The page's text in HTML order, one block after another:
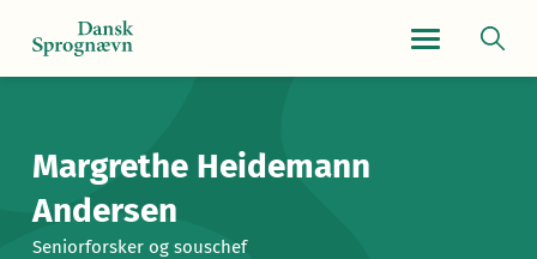
Margrethe Heidemann
Andersen
Seniorforsker og souschef